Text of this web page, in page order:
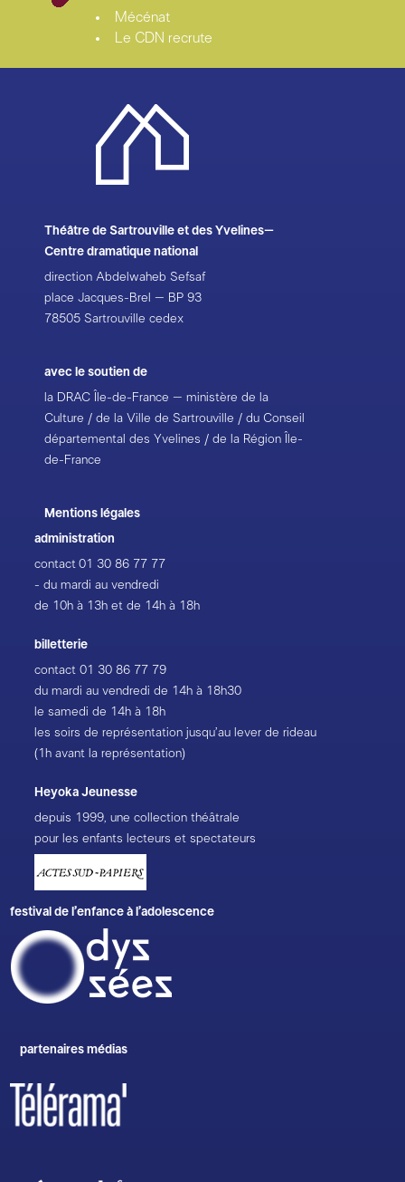
photos : Mikko Pirinen
Mécénat
Le CDN recrute
Théâtre de Sartrouville et des Yvelines–
Centre dramatique national
direction Abdelwaheb Sefsaf
place Jacques-Brel – BP 93
78505 Sartrouville cedex
avec le soutien de
la DRAC Île-de-France – ministère de la
Culture / de la Ville de Sartrouville / du Conseil
départemental des Yvelines / de la Région Île-
de-France
Mentions légales
administration
contact01 30 86 77 77
- du mardi au vendredi
de 10h à 13h et de 14h à 18h
billetterie
contact01 30 86 77 79
du mardi au vendredi de 14h à 18h30
le samedi de 14h à 18h
les soirs de représentation jusqu’au lever de rideau
(1h avant la représentation)
Heyoka Jeunesse
depuis 1999, une collection théâtrale
pour les enfants lecteurs et spectateurs
festival de l’enfance à l’adolescence
partenaires médias